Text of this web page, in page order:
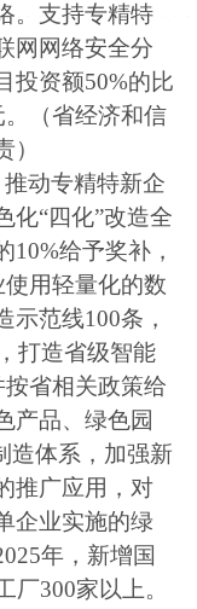
。支持专精特
网网络安全分
投资额50%的比
（省经济和信
动专精特新企
化“四化”改造全
给予奖补，
用轻量化的数
示范线100条，
打造省级智能
省相关政策给
产品、绿色园
造体系，加强新
推广应用，对
企业实施的绿
年，新增国
厂300家以上。